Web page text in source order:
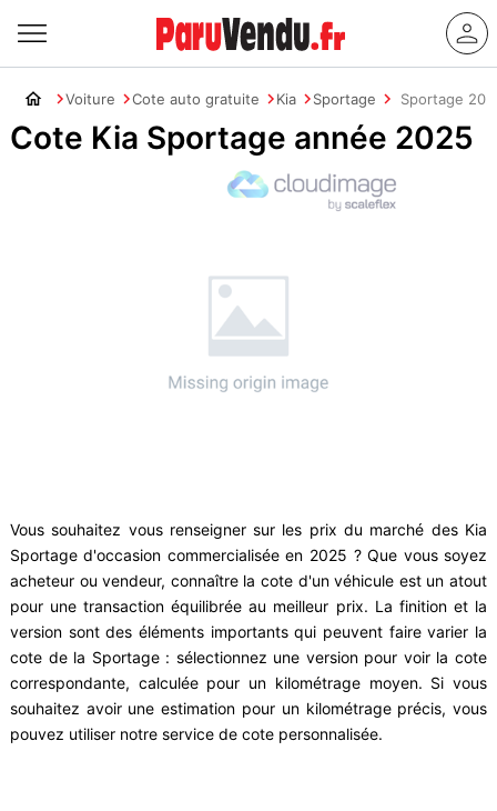
Voiture Cote auto gratuite Kia Sportage Sportage
Cote Kia Sportage année 2025
Vous souhaitez vous renseigner sur les prix du marché des Kia
Sportage d'occasion commercialisée en 2025 ? Que vous soyez
acheteur ou vendeur, connaître la cote d'un véhicule est un atout
pour une transaction équilibrée au meilleur prix. La finition et la
version sont des éléments importants qui peuvent faire varier la
cote de la Sportage : sélectionnez une version pour voir la cote
correspondante, calculée pour un kilométrage moyen. Si vous
souhaitez avoir une estimation pour un kilométrage précis, vous
pouvez utiliser notre service de cote personnalisée.